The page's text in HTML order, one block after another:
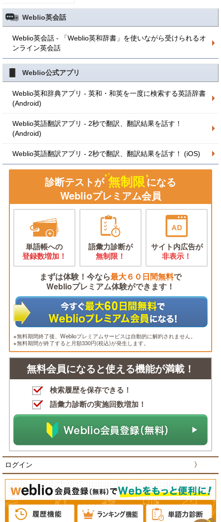
Weblio英会話
Weblio英会話 - 「Weblio英和辞書」を使いながら受けられるオ
ンライン英会話
Weblio公式アプリ
Weblio英和辞典アプリ - 英和・和英を一度に検索する英語辞書
(Android)
Weblio英語翻訳アプリ - 2秒で翻訳、翻訳結果を話す！
(Android)
Weblio英語翻訳アプリ - 2秒で翻訳、翻訳結果を話す！ (iOS)
診断テストが 無制限になる
Weblioプレミアム会員
単語帳への
登録数増加！
語彙力診断が
無制限！
サイト内広告が
非表示！
まずは体験！今なら最大６０日間無料で
Weblioプレミアム体験ができます！
※無料期間終了後、Weblioプレミアムサービスは自動的に解約されません。
※無料期間が終了すると月額330円(税込)が発生します。
無料会員になると使える機能が満載！
検索履歴を保存できる！
語彙力診断の実施回数増加！
ログイン 〉